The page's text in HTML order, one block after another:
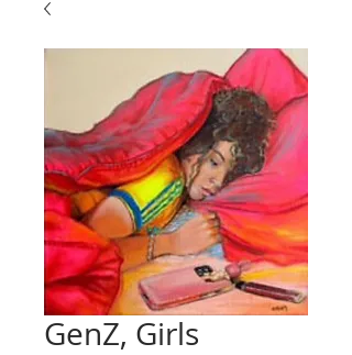
GenZ, Girls